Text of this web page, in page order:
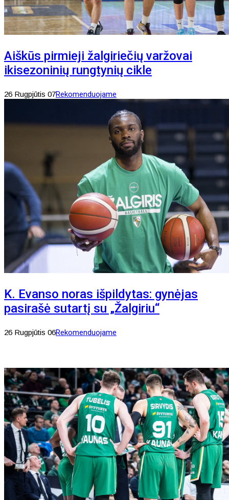
Aiškūs pirmieji žalgiriečių varžovai
ikisezoninių rungtynių cikle
26 Rugpjūtis 07Rekomenduojame
K. Evanso noras išpildytas: gynėjas
pasirašė sutartį su „Žalgiriu“
26 Rugpjūtis 06Rekomenduojame